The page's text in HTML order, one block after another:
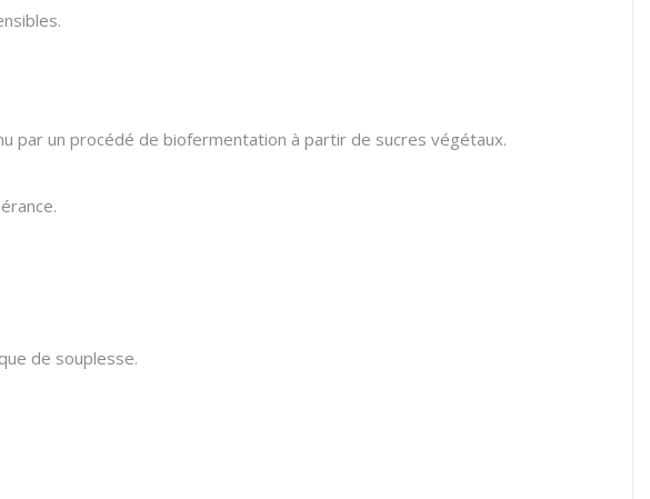
par un procédé de biofermentation à partir de sucres végétaux.
de souplesse.